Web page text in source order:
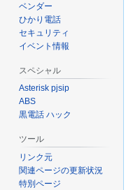
ベンダー
ひかり電話
セキュリティ
イベント情報
スペシャル
Asterisk pjsip
ABS
黒電話 ハック
ツール
リンク元
関連ページの更新状況
特別ページ